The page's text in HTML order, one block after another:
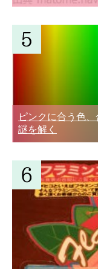
ピンクに合う色
謎を解く